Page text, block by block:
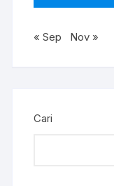
« Sep Nov »
Cari